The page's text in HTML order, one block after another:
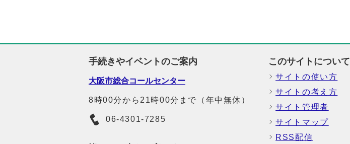
手続きやイベントのご案内
大阪市総合コールセンター
8時00分から21時00分まで（年中無休）
06-4301-7285
このサイトについて
サイトの使い方
サイトの考え方
サイト管理者
サイトマップ
RSS配信